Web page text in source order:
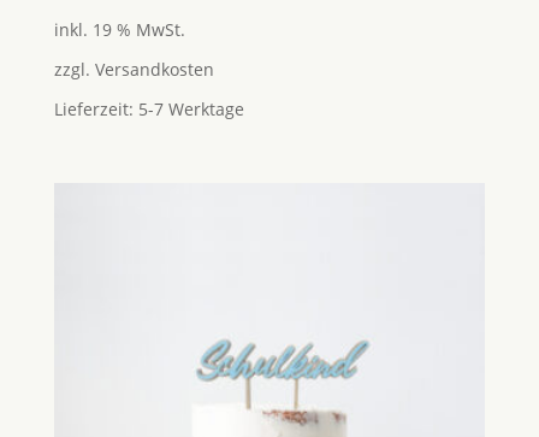
von 5
inkl. 19 % MwSt.
zzgl. Versandkosten
Lieferzeit: 5-7 Werktage